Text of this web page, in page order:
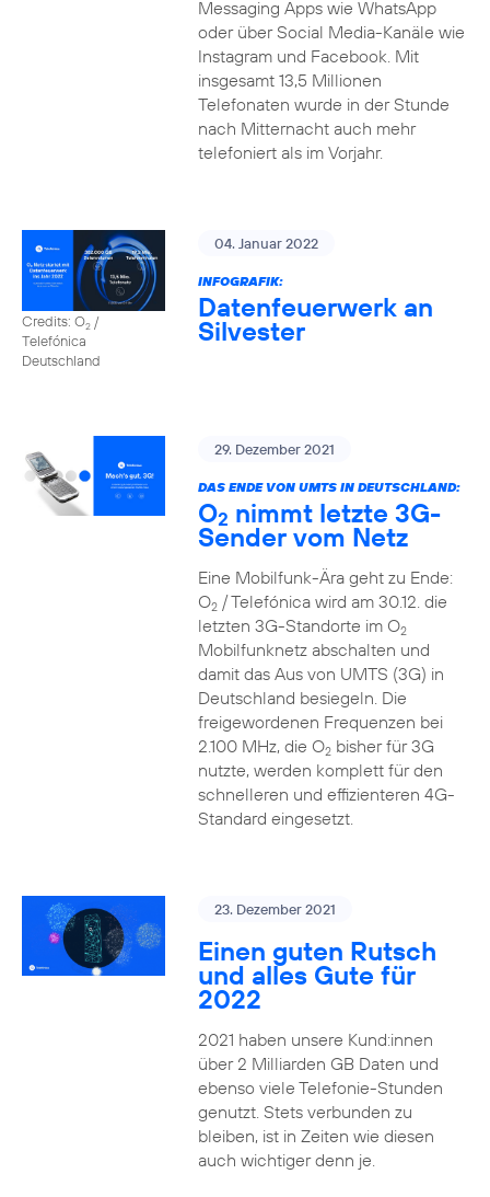
Messaging Apps wie WhatsApp
oder über Social Media-Kanäle wie
Instagram und Facebook. Mit
insgesamt 13,5 Millionen
Telefonaten wurde in der Stunde
nach Mitternacht auch mehr
telefoniert als im Vorjahr.
Credits: O2 /
Telefónica
Deutschland
04. Januar 2022
INFOGRAFIK:
Datenfeuerwerk an
Silvester
29. Dezember 2021
DAS ENDE VON UMTS IN DEUTSCHLAND:
O2 nimmt letzte 3G-
Sender vom Netz
Eine Mobilfunk-Ära geht zu Ende:
O2/ Telefónica wird am 30.12. die
letzten 3G-Standorte im O2
Mobilfunknetz abschalten und
damit das Aus von UMTS (3G) in
Deutschland besiegeln. Die
freigewordenen Frequenzen bei
2.100 MHz, die O2bisher für 3G
nutzte, werden komplett für den
schnelleren und effizienteren 4G-
Standard eingesetzt.
23. Dezember 2021
Einen guten Rutsch
und alles Gute für
2022
2021 haben unsere Kund:innen
über 2 Milliarden GB Daten und
ebenso viele Telefonie-Stunden
genutzt. Stets verbunden zu
bleiben, ist in Zeiten wie diesen
auch wichtiger denn je.